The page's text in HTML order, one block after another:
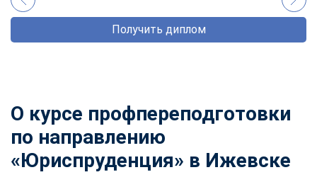
Получить диплом
О курсе профпереподготовки
по направлению
«Юриспруденция» в Ижевске